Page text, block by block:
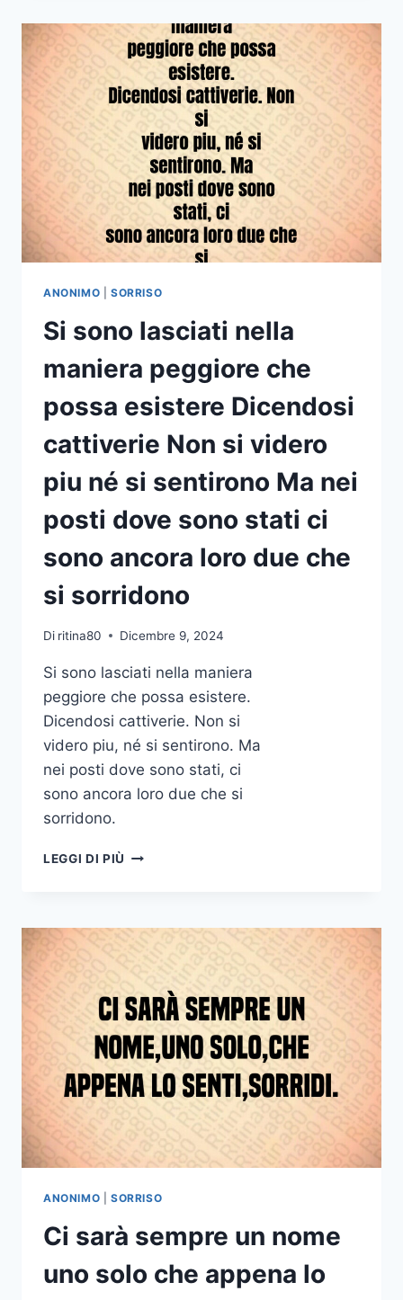
LE
COSE
PASSANO
PASSANO
SEI
CHE
AD
CERTO
PUNTO
PASSI
SORRIDENDO
ANONIMO SORRISO
Si sono lasciati nella
maniera peggiore che
possa esistere Dicendosi
cattiverie Non si videro
piu né si sentirono Ma nei
posti dove sono stati ci
sono ancora loro due che
si sorridono
Di ritina80 Dicembre 9, 2024
Si sono lasciati nella maniera
peggiore che possa esistere.
Dicendosi cattiverie. Non si
videro piu, né si sentirono. Ma
nei posti dove sono stati, ci
sono ancora loro due che si
sorridono.
LEGGI DI PIÙ SI
MANIERA
PEGGIORE
POSSA
ESISTERE
DICENDOSI
CATTIVERIE
NON
SI
VIDERO
NÉ
SI
MA
POSTI
SONO
ANONIMO SORRISO
Ci sarà sempre un nome
uno solo che appena lo